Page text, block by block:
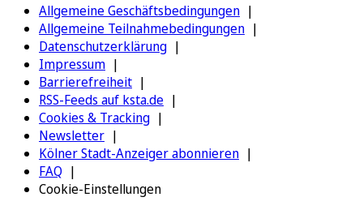
Allgemeine Geschäftsbedingungen
Allgemeine Teilnahmebedingungen
Datenschutzerklärung
Impressum
Barrierefreiheit
RSS-Feeds auf ksta.de
Cookies & Tracking
Newsletter
Kölner Stadt-Anzeiger abonnieren
FAQ
Cookie-Einstellungen